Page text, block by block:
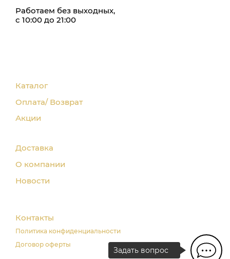
Задать вопрос
Работаем без выходных,
с 10:00 до 21:00
Каталог
Оплата/ Возврат
Акции
Доставка
О компании
Новости
Контакты
Политика конфиденциальности
Договор оферты